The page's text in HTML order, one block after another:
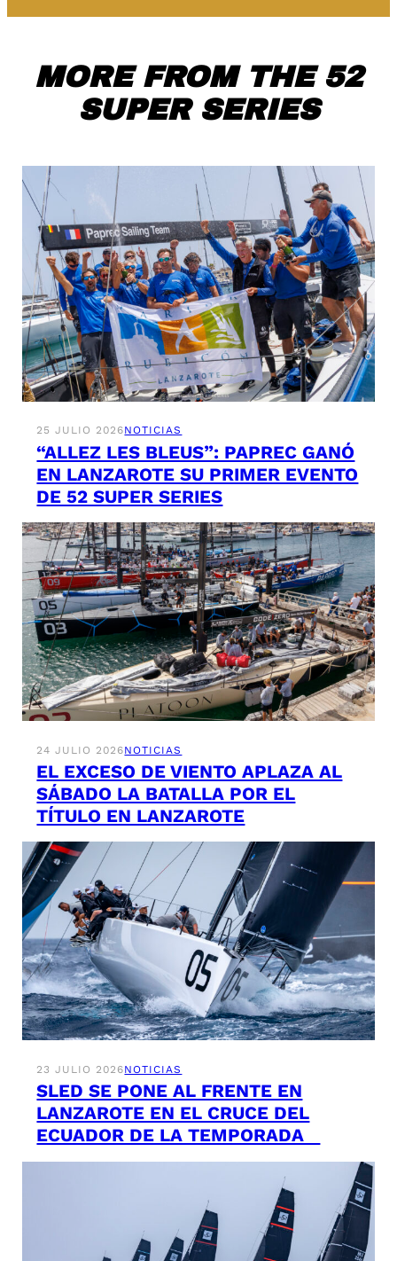
MORE FROM THE 52
SUPER SERIES
25 JULIO 2026NOTICIAS
“ALLEZ LES BLEUS”: PAPREC GANÓ
EN LANZAROTE SU PRIMER EVENTO
DE 52 SUPER SERIES
24 JULIO 2026NOTICIAS
EL EXCESO DE VIENTO APLAZA AL
SÁBADO LA BATALLA POR EL
TÍTULO EN LANZAROTE
23 JULIO 2026NOTICIAS
SLED SE PONE AL FRENTE EN
LANZAROTE EN EL CRUCE DEL
ECUADOR DE LA TEMPORADA